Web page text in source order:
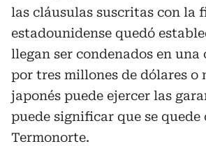
las cláusulas suscritas con la
estadounidense quedó
llegan ser condenados en una
por tres millones de dólares o
japonés puede ejercer las
puede significar que se quede
Termonorte.